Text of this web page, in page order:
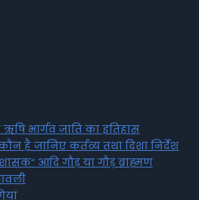
भार्गव जाति का इतिहास
है जानिए कर्तव्य तथा दिशा निर्देश
आदि गौड़ या गौड़ ब्राह्मण